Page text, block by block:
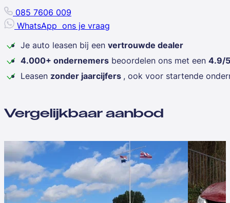
085 7606 009
WhatsApp ons je vraag
Je auto leasen bij een vertrouwde dealer
4.000+ ondernemers beoordelen ons met een 4.9/5
Leasen zonder jaarcijfers , ook voor startende
Vergelijkbaar aanbod